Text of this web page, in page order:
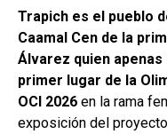
Trapich es el pueblo
Caamal Cen de la
Álvarez quien apenas
primer lugar de la
OCI 2026 en la rama
exposición del proyecto